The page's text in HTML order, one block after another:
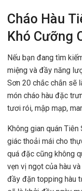
Cháo Hàu
Khó Cưỡng
Nếu bạn đang tìm
miệng và đầy năng
Sơn 20 chắc chắn sẽ
món cháo hàu đặc
tươi rói, mập mạp,
Không gian quán
giác thoải mái cho
quá đặc cũng không
vẹn vị ngọt của hàu
đầy đặn topping hàu